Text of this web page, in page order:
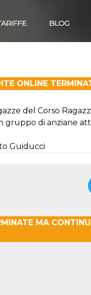
BLOG
ONLINE
del Corso
gruppo di anziane
Guiducci
MA